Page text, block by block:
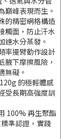
巔峰表現而生。
的精密網格構造
觸面，防止汗水
速水分蒸發。
率擺臂動作設計
腋下摩擦風險，
無礙。
的極輕體感
受長期高強度訓
100% 再生聚酯
準認證，實踐